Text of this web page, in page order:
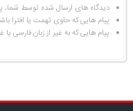
دیدگاه های ارسال شده توسط شما،
پیام هایی که حاوی تهمت یا افترا
پیام هایی که به غیر از زبان فارسی